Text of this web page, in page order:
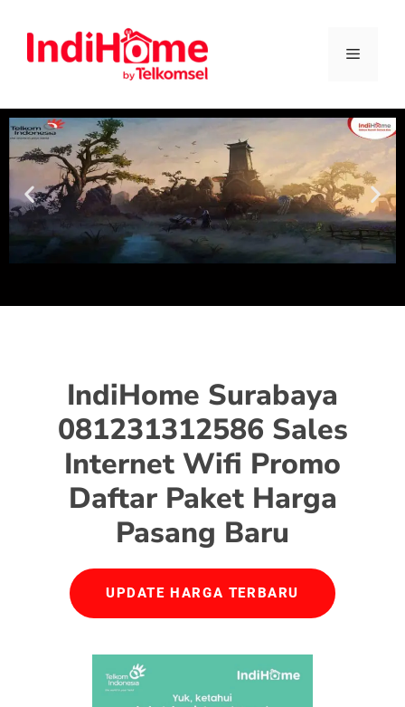
IndiHome Surabaya
081231312586 Sales
Internet Wifi Promo
Daftar Paket Harga
Pasang Baru
UPDATE HARGA TERBARU